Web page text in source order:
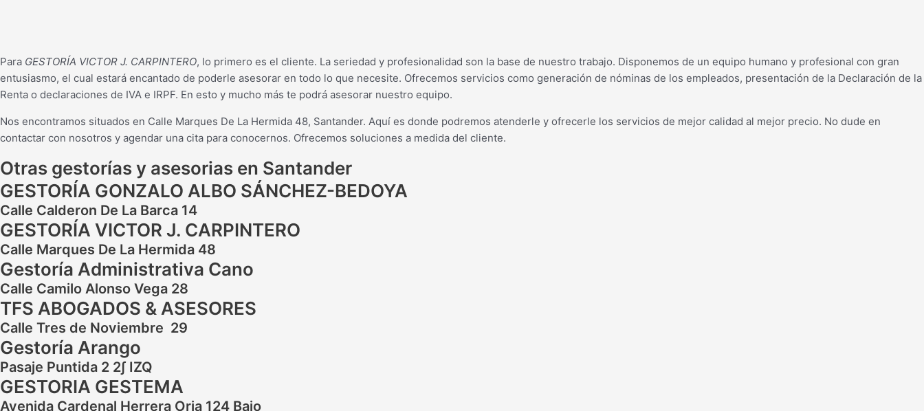
Para GESTORÍA VICTOR J. CARPINTERO, lo primero es el cliente. La seriedad y profesionalidad son la base de nuestro trabajo. Disponemos de un equipo humano y profesional con gran
entusiasmo, el cual estará encantado de poderle asesorar en todo lo que necesite. Ofrecemos servicios como generación de nóminas de los empleados, presentación de la Declaración de la
Renta o declaraciones de IVA e IRPF. En esto y mucho más te podrá asesorar nuestro equipo.
Nos encontramos situados en Calle Marques De La Hermida 48, Santander. Aquí es donde podremos atenderle y ofrecerle los servicios de mejor calidad al mejor precio. No dude en
contactar con nosotros y agendar una cita para conocernos. Ofrecemos soluciones a medida del cliente.
Otras gestorías y asesorias en Santander
GESTORÍA GONZALO ALBO SÁNCHEZ-BEDOYA
Calle Calderon De La Barca 14
GESTORÍA VICTOR J. CARPINTERO
Calle Marques De La Hermida 48
Gestoría Administrativa Cano
Calle Camilo Alonso Vega 28
TFS ABOGADOS & ASESORES
Calle Tres de Noviembre 29
Gestoría Arango
Pasaje Puntida 2 2∫ IZQ
GESTORIA GESTEMA
Avenida Cardenal Herrera Oria 124 Bajo